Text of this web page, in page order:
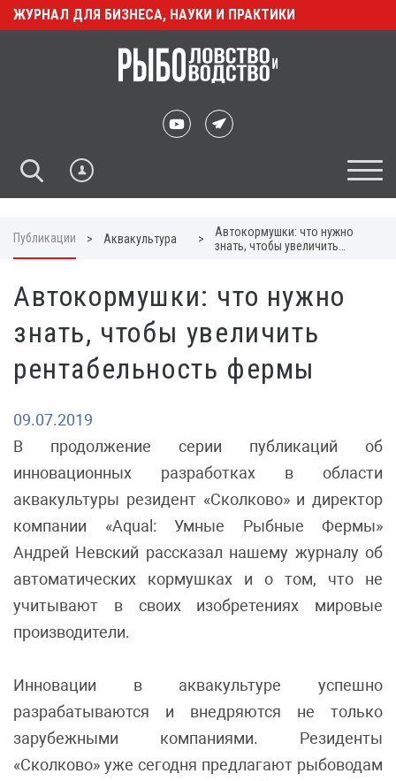
ЖУРНАЛ ДЛЯ БИЗНЕСА, НАУКИ И ПРАКТИКИ
Публикации > Аквакультура >
Автокормушки: что нужно
знать, чтобы увеличить
Автокормушки: что нужно
знать, чтобы увеличить
рентабельность фермы
09.07.2019
В продолжение серии публикаций об
инновационных разработках в области
аквакультуры резидент «Сколково» и директор
компании «Aqual: Умные Рыбные Фермы»
Андрей Невский рассказал нашему журналу об
автоматических кормушках и о том, что не
учитывают в своих изобретениях мировые
производители.
Инновации в аквакультуре успешно
разрабатываются и внедряются не только
зарубежными компаниями. Резиденты
«Сколково» уже сегодня предлагают рыбоводам